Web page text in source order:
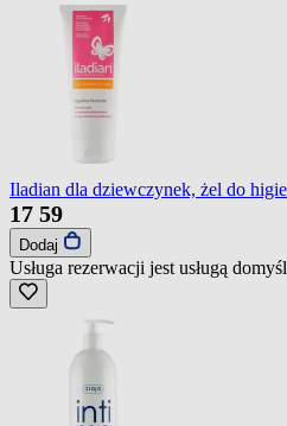
Iladian dla dziewczynek, żel do
17 59
Dodaj
Usługa rezerwacji jest usługą